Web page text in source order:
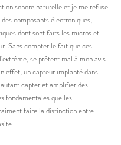
sonore naturelle et je me refuse
composants électroniques,
dont sont faits les micros et
Sans compter le fait que ces
se prêtent mal à mon avis
effet, un capteur implanté dans
capter et amplifier des
fondamentales que les
faire la distinction entre